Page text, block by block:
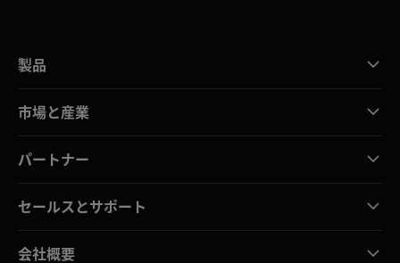
製品
市場と産業
パートナー
セールスとサポート
会社概要